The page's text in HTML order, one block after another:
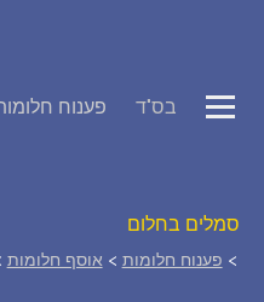
פענוח בס"ד
סמלים בחלום
> פענוח חלומות > אוסף חלומות